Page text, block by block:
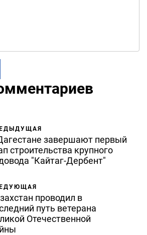
завершают первый
строительства крупного
"Кайтаг-Дербент"
проводил в
путь ветерана
Отечественной